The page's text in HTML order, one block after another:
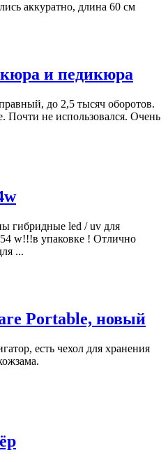
аккуратно, длина 60 см
и педикюра
до 2,5 тысяч оборотов.
Почти не использовался. Очень
гибридные led / uv для
w!!!в упаковке ! Отлично
...
Portable, новый
есть чехол для хранения